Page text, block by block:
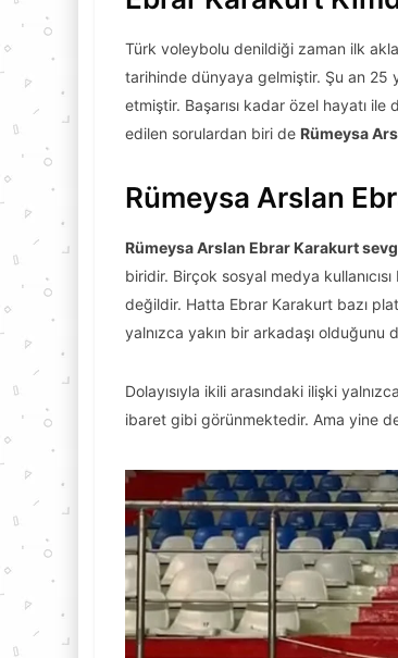
Türk voleybolu denildiği zaman ilk
tarihinde dünyaya gelmiştir. Şu an 25
etmiştir. Başarısı kadar özel hayatı
edilen sorulardan biri de Rümeysa
Rümeysa Arslan
Rümeysa Arslan Ebrar Karakurt
biridir. Birçok sosyal medya
değildir. Hatta Ebrar Karakurt bazı
yalnızca yakın bir arkadaşı olduğunu
Dolayısıyla ikili arasındaki ilişki
ibaret gibi görünmektedir. Ama yine